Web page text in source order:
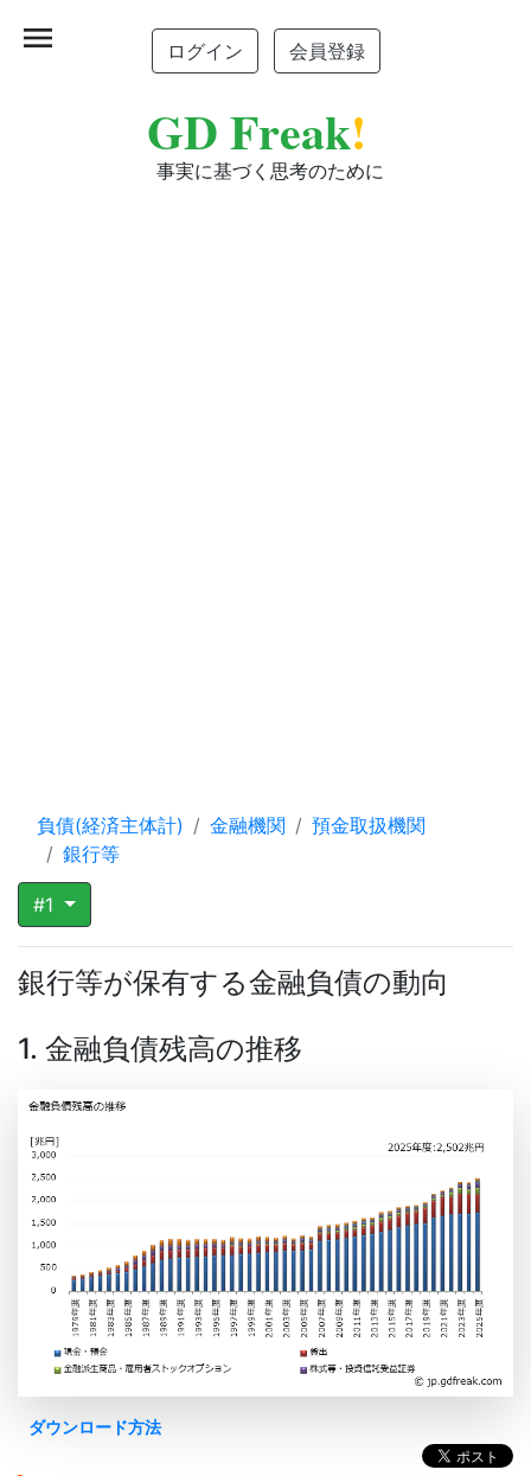
ログイン 会員登録
GD Freak!
事実に基づく思考のために
menu
負債(経済主体計) 金融機関
預金取扱機関
銀行等
#1
銀行等が保有する金融負債の動向
1. 金融負債残高の推移
ダウンロード方法